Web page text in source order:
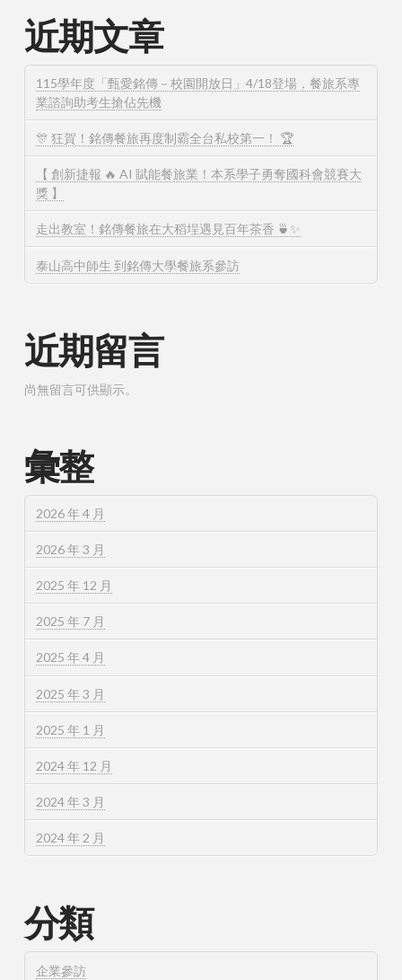
近期文章
115學年度「甄愛銘傳－校園開放日」4/18登場，餐旅系專
業諮詢助考生搶佔先機
🎊 狂賀！銘傳餐旅再度制霸全台私校第一！ 🏆
【 創新捷報 🔥 AI 賦能餐旅業！本系學子勇奪國科會競賽大
獎 】
走出教室！銘傳餐旅在大稻埕遇見百年茶香 🍵✨
泰山高中師生 到銘傳大學餐旅系參訪
近期留言
尚無留言可供顯示。
彙整
2026 年 4 月
2026 年 3 月
2025 年 12 月
2025 年 7 月
2025 年 4 月
2025 年 3 月
2025 年 1 月
2024 年 12 月
2024 年 3 月
2024 年 2 月
分類
企業參訪